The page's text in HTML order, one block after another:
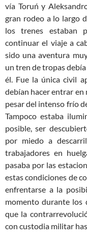
vía Toruń y
gran rodeo a lo largo
los trenes estaban
continuar el viaje a
sido una aventura
un tren de tropas
él. Fue la única civil
debían hacer entrar en
pesar del intenso frío
Tampoco estaba
posible, ser
por miedo a
trabajadores en
pasaba por las
estas condiciones de
enfrentarse a la
momento durante los
que la
con custodia militar